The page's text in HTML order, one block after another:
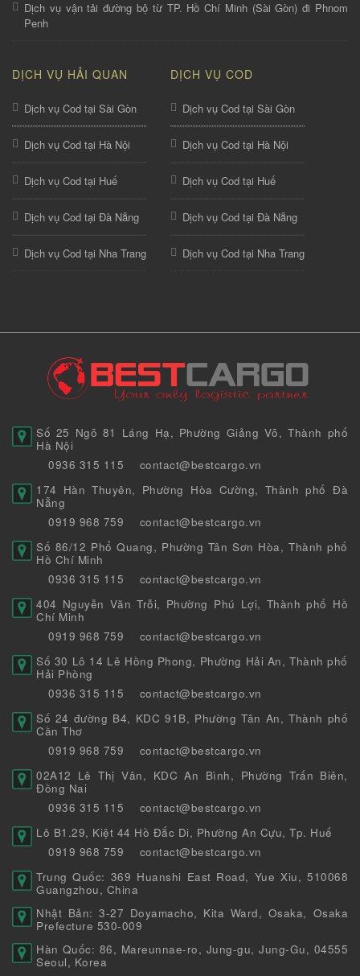
Dịch vụ vận tải đường bộ từ TP. Hồ Chí Minh (Sài Gòn) đi Phnom
Penh
DỊCH VỤ HẢI QUAN
Dịch vụ Cod tại Sài Gòn
Dịch vụ Cod tại Hà Nội
Dịch vụ Cod tại Huế
Dịch vụ Cod tại Đà Nẵng
Dịch vụ Cod tại Nha Trang
DỊCH VỤ COD
Dịch vụ Cod tại Sài Gòn
Dịch vụ Cod tại Hà Nội
Dịch vụ Cod tại Huế
Dịch vụ Cod tại Đà Nẵng
Dịch vụ Cod tại Nha Trang
Số 25 Ngõ 81 Láng Hạ, Phường Giảng Võ, Thành phố
Hà Nội
0936 315 115
contact@bestcargo.vn
174 Hàn Thuyên, Phường Hòa Cường, Thành phố Đà
Nẵng
0919 968 759
contact@bestcargo.vn
Số 86/12 Phổ Quang, Phường Tân Sơn Hòa, Thành phố
Hồ Chí Minh
0936 315 115
contact@bestcargo.vn
404 Nguyễn Văn Trỗi, Phường Phú Lợi, Thành phố Hồ
Chí Minh
0919 968 759
contact@bestcargo.vn
Số 30 Lô 14 Lê Hồng Phong, Phường Hải An, Thành phố
Hải Phòng
0936 315 115
contact@bestcargo.vn
Số 24 đường B4, KDC 91B, Phường Tân An, Thành phố
Cần Thơ
0919 968 759
contact@bestcargo.vn
02A12 Lê Thị Vân, KDC An Bình, Phường Trấn Biên,
Đồng Nai
0936 315 115
contact@bestcargo.vn
Lô B1.29, Kiệt 44 Hồ Đắc Di, Phường An Cựu, Tp. Huế
0919 968 759
contact@bestcargo.vn
Trung Quốc: 369 Huanshi East Road, Yue Xiu, 510068
Guangzhou, China
Nhật Bản: 3-27 Doyamacho, Kita Ward, Osaka, Osaka
Prefecture 530-009
Hàn Quốc: 86, Mareunnae-ro, Jung-gu, Jung-Gu, 04555
Seoul, Korea